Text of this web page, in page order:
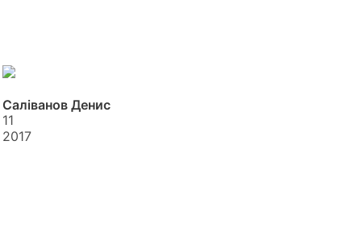
Саліванов Денис
11
2017